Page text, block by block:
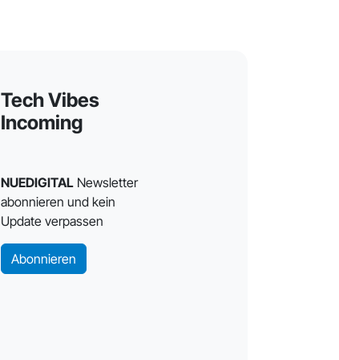
Tech Vibes
Incoming
NUEDIGITALNewsletter
abonnieren und kein
Update verpassen
Abonnieren